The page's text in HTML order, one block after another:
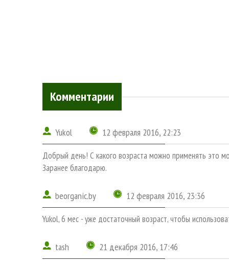
Комментарии
Yukol 12 февраля 2016, 22:23
Добрый день! С какого возраста можно применять это
Заранее благодарю.
beorganic.by 12 февраля 2016, 23:36
Yukol, 6 мес - уже достаточный возраст, чтобы
tash 21 декабря 2016, 17:46